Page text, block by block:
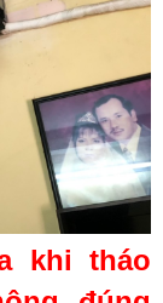
khi tháo